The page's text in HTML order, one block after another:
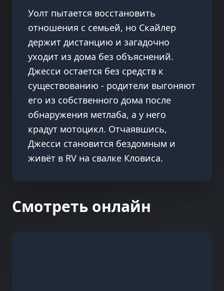
Уолт пытается восстановить
отношения с семьей, но Скайлер
держит дистанцию и загадочно
уходит из дома без объяснений.
Джесси остается без средств к
существованию - родители выгоняют
его из собственного дома после
обнаружения метлаба, а у него
крадут мотоцикл. Отчаявшись,
Джесси становится бездомным и
живёт в RV на свалке Кловиса.
Смотреть онлайн